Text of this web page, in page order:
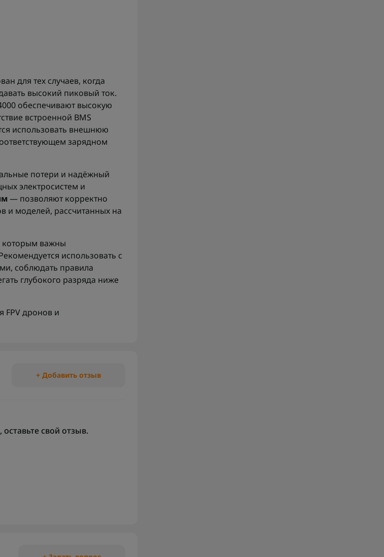
для тех случаев, когда
высокий пиковый ток.
обеспечивают высокую
встроенной BMS
использовать внешнюю
зарядном
потери и надёжный
электросистем и
— позволяют корректно
и моделей, рассчитанных на
которым важны
использовать с
соблюдать правила
глубокого разряда ниже
FPV дронов и
+ Добавить отзыв
свой отзыв.